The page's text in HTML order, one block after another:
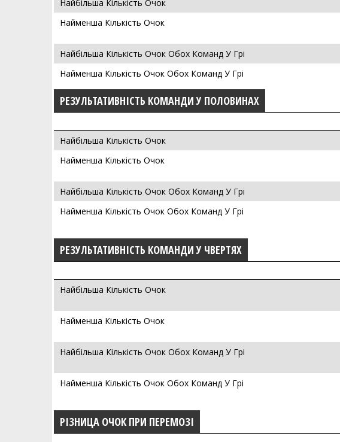
Найбільша Кількість Очок
Найменша Кількість Очок
Найбільша Кількість Очок Обох Команд У Грі
Найменша Кількість Очок Обох Команд У Грі
РЕЗУЛЬТАТИВНІСТЬ КОМАНДИ У ПОЛОВИНАХ
Найбільша Кількість Очок
Найменша Кількість Очок
Найбільша Кількість Очок Обох Команд У Грі
Найменша Кількість Очок Обох Команд У Грі
РЕЗУЛЬТАТИВНІСТЬ КОМАНДИ У ЧВЕРТЯХ
Найбільша Кількість Очок
Найменша Кількість Очок
Найбільша Кількість Очок Обох Команд У Грі
Найменша Кількість Очок Обох Команд У Грі
РІЗНИЦА ОЧОК ПРИ ПЕРЕМОЗІ